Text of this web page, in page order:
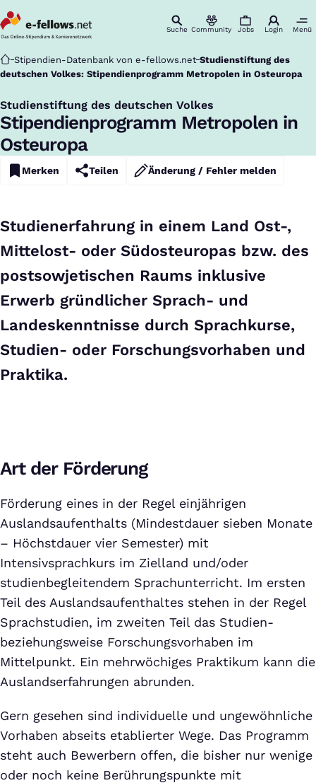
Suche Community Jobs Login Menü
Startseite
Stipendien-Datenbank von e-fellows.net Studienstiftung des
deutschen Volkes: Stipendienprogramm Metropolen in Osteuropa
Studienstiftung des deutschen Volkes
:
Stipendienprogramm Metropolen in
Osteuropa
Merken Teilen Änderung / Fehler melden
Studienerfahrung in einem Land Ost-,
Mittelost- oder Südosteuropas bzw. des
postsowjetischen Raums inklusive
Erwerb gründlicher Sprach- und
Landeskenntnisse durch Sprachkurse,
Studien- oder Forschungsvorhaben und
Praktika.
Art der Förderung
Förderung eines in der Regel einjährigen
Auslandsaufenthalts (Mindestdauer sieben Monate
– Höchstdauer vier Semester) mit
Intensivsprachkurs im Zielland und/oder
studienbegleitendem Sprachunterricht. Im ersten
Teil des Auslandsaufenthaltes stehen in der Regel
Sprachstudien, im zweiten Teil das Studien-
beziehungsweise Forschungsvorhaben im
Mittelpunkt. Ein mehrwöchiges Praktikum kann die
Auslandserfahrungen abrunden.
Gern gesehen sind individuelle und ungewöhnliche
Vorhaben abseits etablierter Wege. Das Programm
steht auch Bewerbern offen, die bisher nur wenige
oder noch keine Berührungspunkte mit